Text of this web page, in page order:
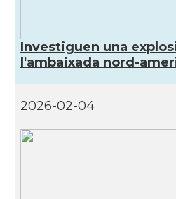
Investiguen una
l'ambaixada nord-
2026-02-04